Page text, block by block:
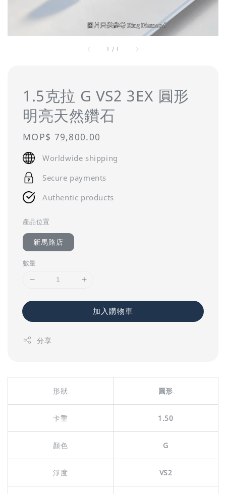
1 / 1
1.5克拉 G VS2 3EX 圓形
明亮天然鑽石
Regular
price
MOP$ 79,800.00
Worldwide shipping
Secure payments
Authentic products
產品位置
新馬路店
數量
加入購物車
分享
形狀 圓形
卡重 1.50
顏色 G
淨度 VS2